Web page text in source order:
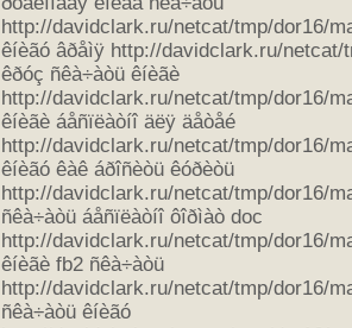
http://davidclark.ru/netcat/tmp/dor16/
êíèãó âðåìÿ http://davidclark.ru/netcat/
êðóç ñêà÷àòü êíèãè
http://davidclark.ru/netcat/tmp/dor16/
êíèãè áåñïëàòíî äëÿ äåòåé
http://davidclark.ru/netcat/tmp/dor16/
êíèãó êàê áðîñèòü êóðèòü
http://davidclark.ru/netcat/tmp/dor16/
ñêà÷àòü áåñïëàòíî ôîðìàò doc
http://davidclark.ru/netcat/tmp/dor16/
êíèãè fb2 ñêà÷àòü
http://davidclark.ru/netcat/tmp/dor16/
ñêà÷àòü êíèãó